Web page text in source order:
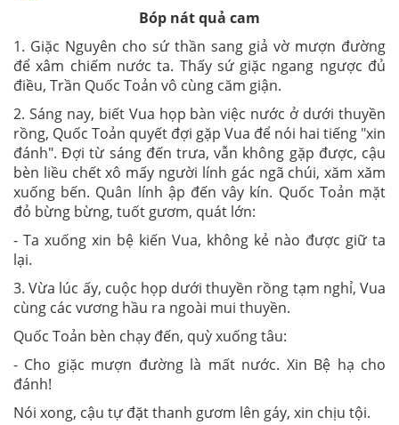
Bóp nát quả cam
1. Giặc Nguyên cho sứ thần sang giả vờ mượn đường
để xâm chiếm nước ta. Thấy sứ giặc ngang ngược đủ
điều, Trần Quốc Toản vô cùng căm giận.
2. Sáng nay, biết Vua họp bàn việc nước ở dưới thuyền
rồng, Quốc Toản quyết đợi gặp Vua để nói hai tiếng "xin
đánh". Đợi từ sáng đến trưa, vẫn không gặp được, cậu
bèn liều chết xô mấy người lính gác ngã chúi, xăm xăm
xuống bến. Quân lính ập đến vây kín. Quốc Toản mặt
đỏ bừng bừng, tuốt gươm, quát lớn:
- Ta xuống xin bệ kiến Vua, không kẻ nào được giữ ta
lại.
3. Vừa lúc ấy, cuộc họp dưới thuyền rồng tạm nghỉ, Vua
cùng các vương hầu ra ngoài mui thuyền.
Quốc Toản bèn chạy đến, quỳ xuống tâu:
- Cho giặc mượn đường là mất nước. Xin Bệ hạ cho
đánh!
Nói xong, cậu tự đặt thanh gươm lên gáy, xin chịu tội.